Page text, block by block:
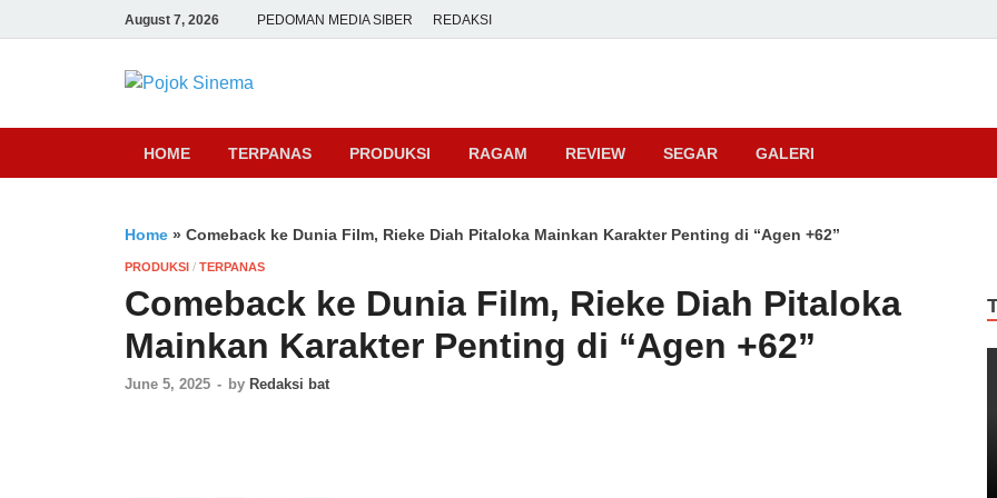
August 7, 2026 PEDOMAN MEDIA SIBER REDAKSI
Pojok Sinema
HOME TERPANAS PRODUKSI RAGAM REVIEW SEGAR GALERI
Home » Comeback ke Dunia Film, Rieke Diah Pitaloka Mainkan Karakter Penting di “Agen +62”
PRODUKSI / TERPANAS
Comeback ke Dunia Film, Rieke Diah Pitaloka
Mainkan Karakter Penting di “Agen +62”
June 5, 2025 - by Redaksi bat